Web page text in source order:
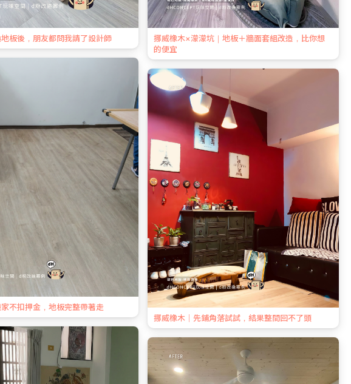
板後，朋友都問我請了設計師
挪威橡木×濛濛坑｜地板＋牆面套組改造，比你想
的便宜
不扣押金，地板完整帶著走
挪威橡木｜先鋪角落試試，結果整間回不了頭